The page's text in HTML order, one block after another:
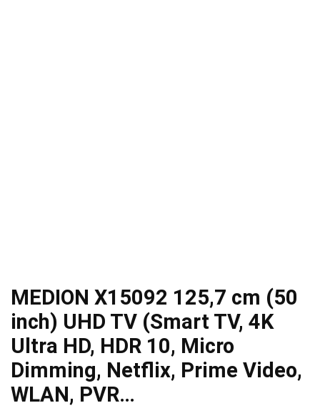
MEDION X15092 125,7 cm (50
inch) UHD TV (Smart TV, 4K
Ultra HD, HDR 10, Micro
Dimming, Netflix, Prime Video,
WLAN, PVR…